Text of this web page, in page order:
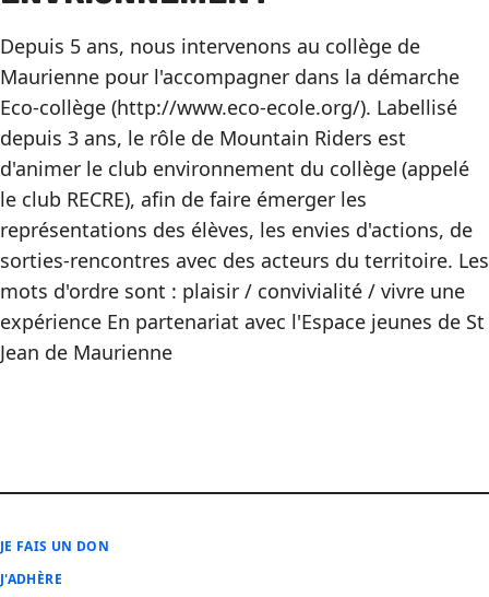
Depuis 5 ans, nous intervenons au collège de
Maurienne pour l'accompagner dans la démarche
Eco-collège (http://www.eco-ecole.org/). Labellisé
depuis 3 ans, le rôle de Mountain Riders est
d'animer le club environnement du collège (appelé
le club RECRE), afin de faire émerger les
représentations des élèves, les envies d'actions, de
sorties-rencontres avec des acteurs du territoire. Les
mots d'ordre sont : plaisir / convivialité / vivre une
expérience En partenariat avec l'Espace jeunes de St
Jean de Maurienne
JE FAIS UN DON
J'ADHÈRE